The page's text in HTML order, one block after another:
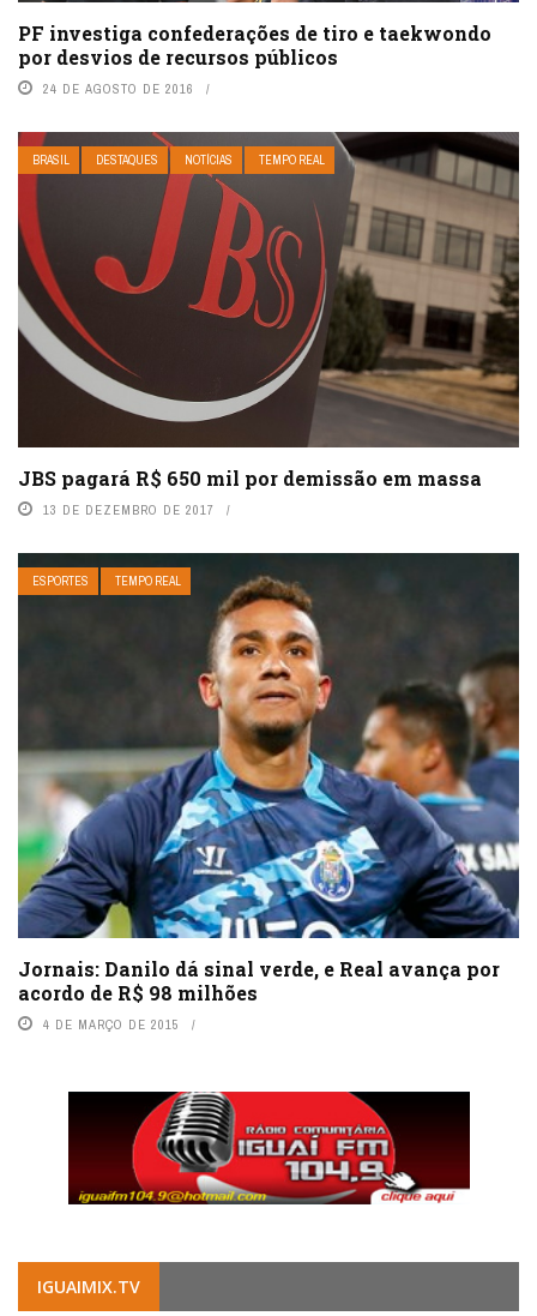
PF investiga confederações de tiro e taekwondo
por desvios de recursos públicos
24 DE AGOSTO DE 2016
BRASIL DESTAQUES NOTÍCIAS TEMPO REAL
JBS pagará R$ 650 mil por demissão em massa
13 DE DEZEMBRO DE 2017
ESPORTES TEMPO REAL
Jornais: Danilo dá sinal verde, e Real avança por
acordo de R$ 98 milhões
4 DE MARÇO DE 2015
IGUAIMIX.TV